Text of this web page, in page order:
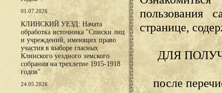
01.07.2026
КЛИНСКИЙ УЕЗД: Начата
обработка источника "Списки лиц
и учреждений, имеющих право
участия в выборе гласных
Клинского уездного земского
собрания на трехлетие 1915-1918
годов".
24.05.2026
пользования
странице,
ДЛЯ
после